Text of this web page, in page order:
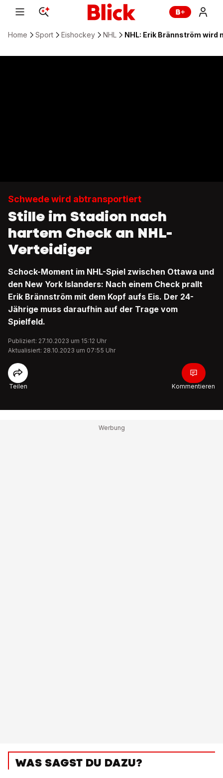
Home Sport Eishockey NHL NHL: Erik Brännström
Schwede wird abtransportiert
Stille im Stadion nach
hartem Check an NHL-
Verteidiger
Schock-Moment im NHL-Spiel zwischen Ottawa und
den New York Islanders: Nach einem Check prallt
Erik Brännström mit dem Kopf aufs Eis. Der 24-
Jährige muss daraufhin auf der Trage vom
Spielfeld.
Publiziert: 27.10.2023 um 15:12 Uhr
Aktualisiert: 28.10.2023 um 07:55 Uhr
Teilen Kommentieren
WAS SAGST DU DAZU?